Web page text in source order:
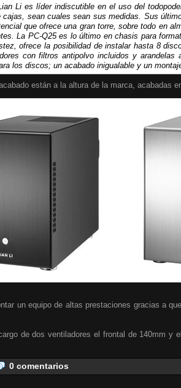
Li es líder indiscutible en el uso del
cajas, sean cuales sean sus medidas. Sus
que ofrece una gran torre, sobre todo en
La PC-Q25 es lo último en chasis para
ofrece la posibilidad de instalar hasta 8
con filtros antipolvo incluidos y
los discos; un acabado inigualable y un
están a la altura de la marca, acabadas
un equipo de altas prestaciones gracias a
de dos ventiladores el frontal de 140mm y
0 comentarios